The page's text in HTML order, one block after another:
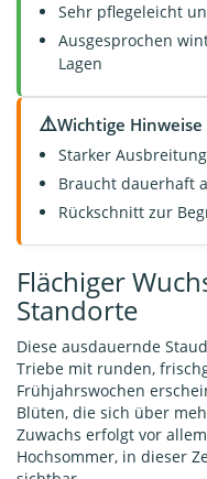
Sehr pflegeleicht
Ausgesprochen
Lagen
⚠️Wichtige Hinweise
Starker
Braucht dauerhaft
Rückschnitt zur
Flächiger
Standorte
Diese ausdauernde
Triebe mit runden,
Frühjahrswochen
Blüten, die sich über
Zuwachs erfolgt vor
Hochsommer, in dieser